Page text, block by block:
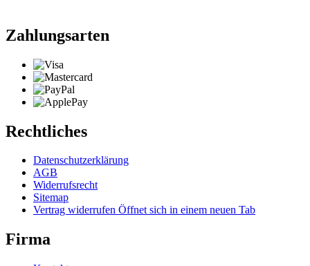
Zahlungsarten
Rechtliches
Datenschutzerklärung
AGB
Widerrufsrecht
Sitemap
Vertrag widerrufen Öffnet sich in einem neuen Tab
Firma